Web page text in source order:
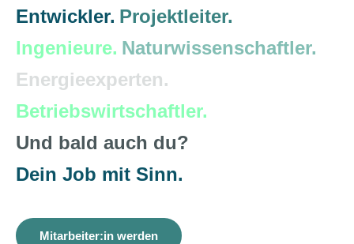
Entwickler. Projektleiter.
Ingenieure. Naturwissenschaftler.
Energieexperten.
Betriebswirtschaftler.
Und bald auch du?
Dein Job mit Sinn.
Mitarbeiter:in werden